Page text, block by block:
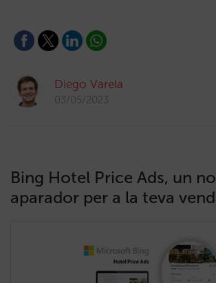
Diego Varela
03/05/2023
Bing Hotel Price Ads, un
aparador per a la teva